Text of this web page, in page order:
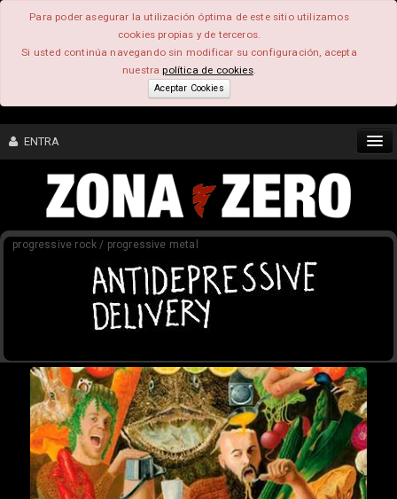
Para poder asegurar la utilización óptima de este sitio utilizamos
cookies propias y de terceros.
Si usted continúa navegando sin modificar su configuración, acepta
nuestrapolítica de cookies.
Aceptar Cookies
ENTRA
CONTENIDO
COMUNIDAD
FEEEDBACK
progressive rock / progressive metal